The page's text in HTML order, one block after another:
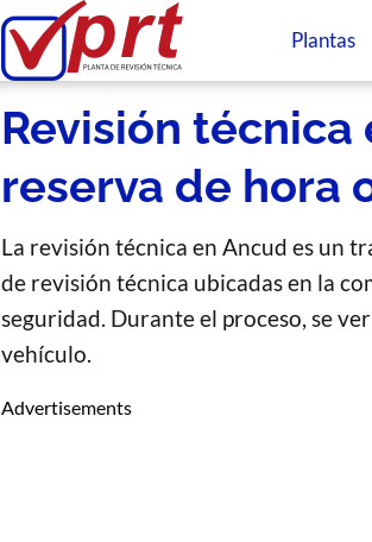
Plantas
Revisión técnica
reserva de hora
La revisión técnica en Ancud es un
de revisión técnica ubicadas en la
seguridad. Durante el proceso, se
vehículo.
Advertisements